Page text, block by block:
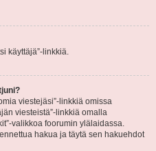
käyttäjä”-linkkiä.
viestejäsi”-linkkiä omissa
viesteistä”-linkkiä omalla
valikkoa foorumin ylälaidassa.
hakua ja täytä sen hakuehdot